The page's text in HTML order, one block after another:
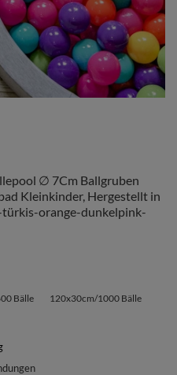
∅ 7Cm Ballgruben
Kleinkinder, Hergestellt in
orange-dunkelpink-
Bälle 120x30cm/1000 Bälle